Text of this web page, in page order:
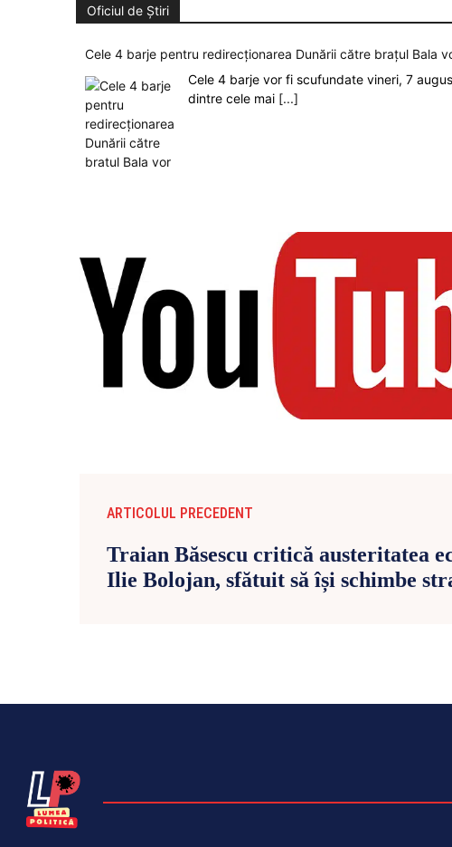
Oficiul de Știri
Cele 4 barje pentru redirecționarea Dunării către brațul Bala
Cele 4 barje vor fi scufundate vineri, 7
dintre cele mai [...]
ARTICOLUL PRECEDENT
Traian Băsescu critică austeritatea
Ilie Bolojan, sfătuit să își schimbe